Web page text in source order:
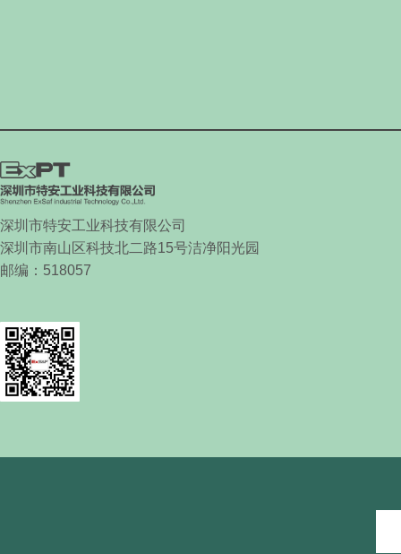
深圳市特安工业科技有限公司
深圳市南山区科技北二路15号洁净阳光园
邮编： 518057